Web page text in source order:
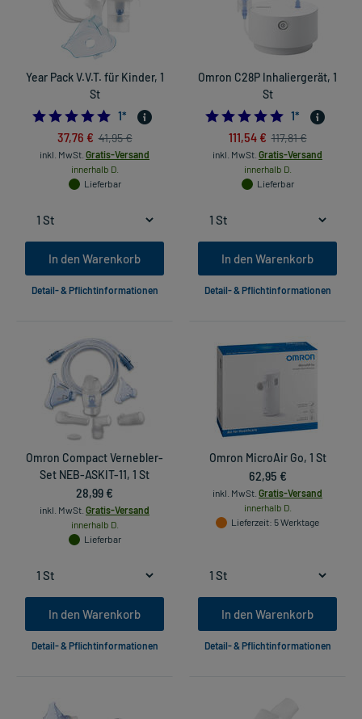
Year Pack V.V.T. für Kinder, 1
St
5.0
1*
37,76 € 41,95 €
inkl. MwSt. Gratis-Versand
innerhalb D.
Lieferbar
In den Warenkorb
Detail- & Pflichtinformationen
Omron C28P Inhaliergerät, 1
St
5.0
1*
111,54 € 117,81 €
inkl. MwSt. Gratis-Versand
innerhalb D.
Lieferbar
In den Warenkorb
Detail- & Pflichtinformationen
Omron Compact Vernebler-
Set NEB-ASKIT-11, 1 St
28,99 €
inkl. MwSt. Gratis-Versand
innerhalb D.
Lieferbar
In den Warenkorb
Detail- & Pflichtinformationen
Omron MicroAir Go, 1 St
62,95 €
inkl. MwSt. Gratis-Versand
innerhalb D.
Lieferzeit: 5 Werktage
In den Warenkorb
Detail- & Pflichtinformationen